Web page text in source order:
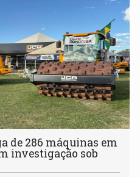
de 286 máquinas em
investigação sob